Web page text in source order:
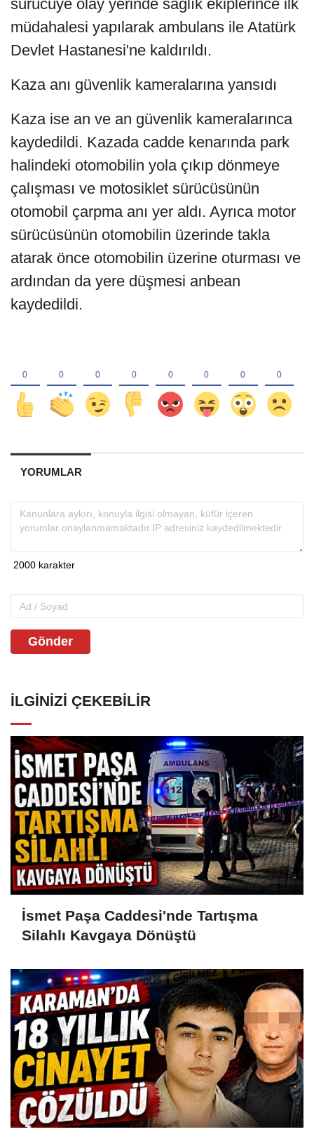
sürücüye olay yerinde sağlık ekiplerince ilk
müdahalesi yapılarak ambulans ile Atatürk
Devlet Hastanesi'ne kaldırıldı.
Kaza anı güvenlik kameralarına yansıdı
Kaza ise an ve an güvenlik kameralarınca
kaydedildi. Kazada cadde kenarında park
halindeki otomobilin yola çıkıp dönmeye
çalışması ve motosiklet sürücüsünün
otomobil çarpma anı yer aldı. Ayrıca motor
sürücüsünün otomobilin üzerinde takla
atarak önce otomobilin üzerine oturması ve
ardından da yere düşmesi anbean
kaydedildi.
YORUMLAR
Gönder
İLGINIZI ÇEKEBILIR
İsmet Paşa Caddesi'nde Tartışma
Silahlı Kavgaya Dönüştü